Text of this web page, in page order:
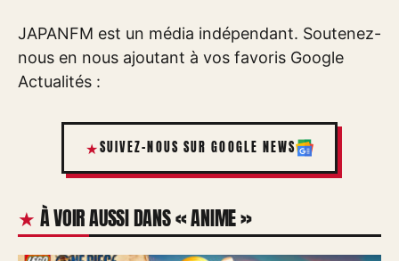
JAPANFM est un média indépendant. Soutenez-
nous en nous ajoutant à vos favoris Google
Actualités :
SUIVEZ-NOUS SUR GOOGLE NEWS
À VOIR AUSSI DANS « ANIME »